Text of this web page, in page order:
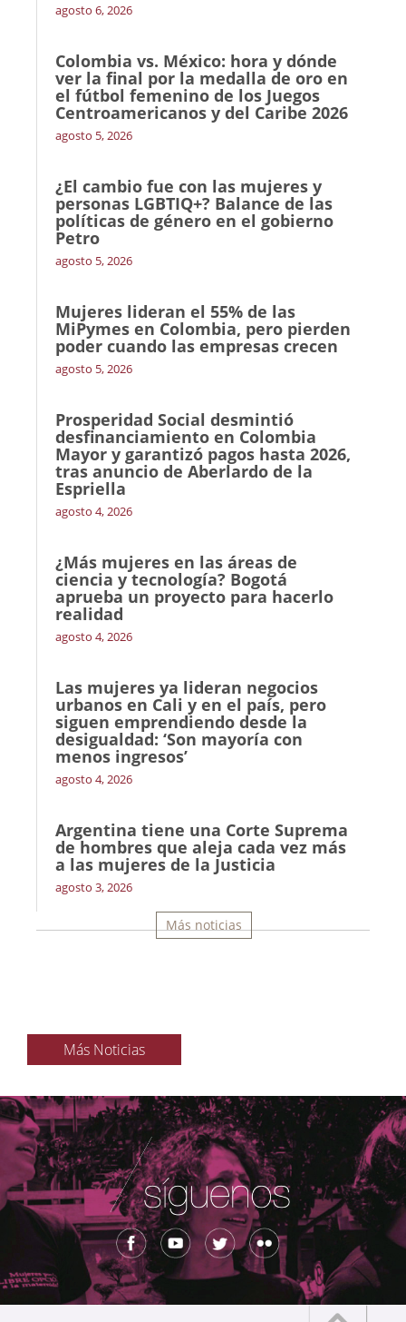
agosto 6, 2026
Colombia vs. México: hora y dónde
ver la final por la medalla de oro en
el fútbol femenino de los Juegos
Centroamericanos y del Caribe 2026
agosto 5, 2026
¿El cambio fue con las mujeres y
personas LGBTIQ+? Balance de las
políticas de género en el gobierno
Petro
agosto 5, 2026
Mujeres lideran el 55% de las
MiPymes en Colombia, pero pierden
poder cuando las empresas crecen
agosto 5, 2026
Prosperidad Social desmintió
desfinanciamiento en Colombia
Mayor y garantizó pagos hasta 2026,
tras anuncio de Aberlardo de la
Espriella
agosto 4, 2026
¿Más mujeres en las áreas de
ciencia y tecnología? Bogotá
aprueba un proyecto para hacerlo
realidad
agosto 4, 2026
Las mujeres ya lideran negocios
urbanos en Cali y en el país, pero
siguen emprendiendo desde la
desigualdad: ‘Son mayoría con
menos ingresos’
agosto 4, 2026
Argentina tiene una Corte Suprema
de hombres que aleja cada vez más
a las mujeres de la Justicia
agosto 3, 2026
Más noticias
Más Noticias